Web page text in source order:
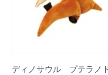
ディノサウル プテラノ